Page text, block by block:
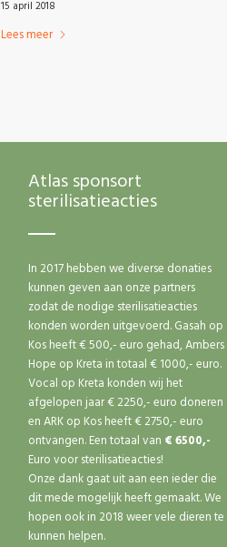
15 april 2018
Lees meer
Atlas sponsort
sterilisatieacties
In 2017 hebben we diverse donaties
kunnen geven aan onze partners
zodat de nodige sterilisatieacties
konden worden uitgevoerd. Gasah op
Kos heeft € 500,- euro gehad, Ambers
Hope op Kreta in totaal € 1000,- euro.
Vocal op Kreta konden wij het
afgelopen jaar € 2250,- euro doneren
en ARK op Kos heeft € 2750,- euro
ontvangen. Een totaal van € 6500,-
Euro voor sterilisatieacties!
Onze dank gaat uit aan een ieder die
dit mede mogelijk heeft gemaakt. We
hopen ook in 2018 weer vele dieren te
kunnen helpen.